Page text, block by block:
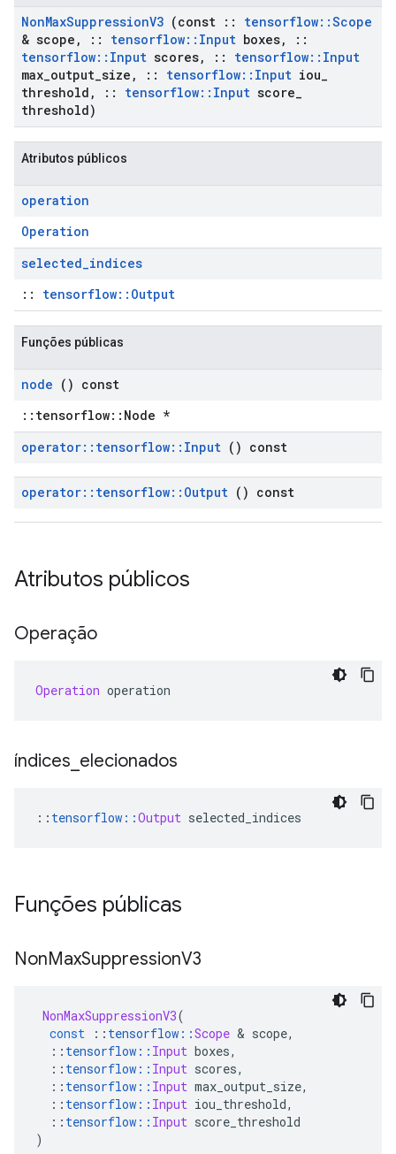
NonMaxSuppressionV3 (const :: tensorflow::Scope
& scope , :: tensorflow:: Input boxes,
::
tensorflow:: Input scores, :: tensorflow:: Input
max output size , :: tensorflow:: Input iou
threshold , :: tensorflow:: Input score
threshold)
Atributos públicos
operation
Operation
selected_indices
:: tensorflow::Output
Funções públicas
node () const
::tensorflow::Node *
operator:: tensorflow:: Input () const
operator:: tensorflow:: Output () const
Atributos públicos
Operação
Operation operation
índices elecionados
:: tensorflow ::Output selected_indices
Funções públicas
NonMaxSuppressionV3
NonMaxSuppressionV3(
const
:: tensorflow ::Scope & scope,
:: tensorflow :: Input boxes,
:: tensorflow :: Input scores,
:: tensorflow :: Input max_output_size,
:: tensorflow :: Input iou_threshold,
:: tensorflow :: Input score_threshold
)